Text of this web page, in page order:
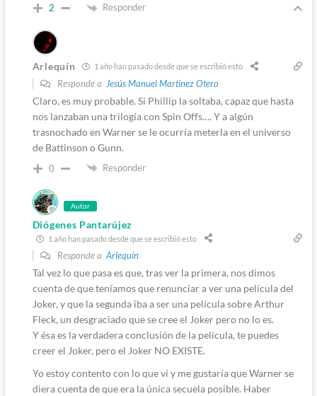
2 Responder
Arlequín 1 año han pasado desde que se escribió esto
Responde a Jesús Manuel Martínez Otero
Claro, es muy probable. Si Phillip la soltaba, capaz que hasta
nos lanzaban una trilogía con Spin Offs…. Y a algún
trasnochado en Warner se le ocurría meterla en el universo
de Battinson o Gunn.
0 Responder
Autor
Diógenes Pantarújez
1 año han pasado desde que se escribió esto
Responde aArlequín
Tal vez lo que pasa es que, tras ver la primera, nos dimos
cuenta de que teníamos que renunciar a ver una película del
Joker, y que la segunda iba a ser una película sobre Arthur
Fleck, un desgraciado que se cree el Joker pero no lo es.
Y ésa es la verdadera conclusión de la película, te puedes
creer el Joker, pero el Joker NO EXISTE.
Yo estoy contento con lo que ví y me gustaría que Warner se
diera cuenta de que era la única secuela posible. Haber